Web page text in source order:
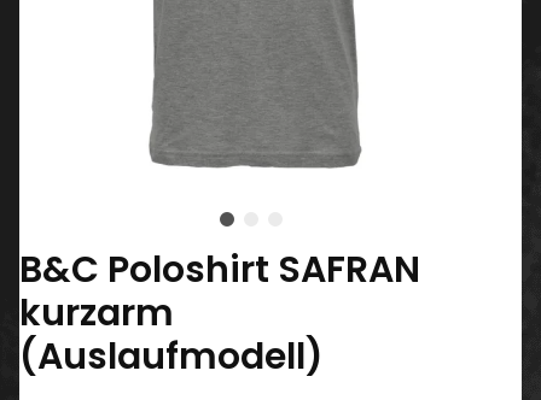
B&C Poloshirt SAFRAN
kurzarm
(Auslaufmodell)